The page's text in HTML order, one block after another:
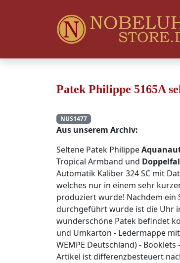
Patek Philippe 5165A
NUS1477
Aus unserem Archiv:
Seltene Patek Philippe
Tropical Armband und
Automatik Kaliber 324 SC mit
welches nur in einem sehr
produziert wurde! Nachdem ein
durchgeführt wurde ist die Uhr
wunderschöne Patek befindet
und Umkarton - Ledermappe
WEMPE Deutschland) -
Artikel ist differenzbesteuert